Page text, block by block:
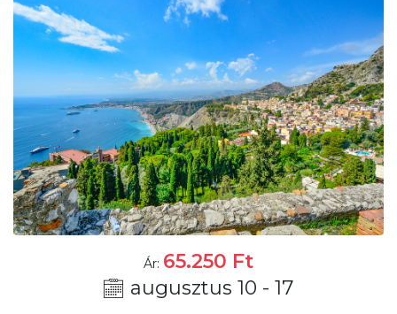
Ár: 65.250 Ft
augusztus 10 - 17